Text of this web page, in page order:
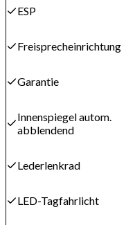
ESP
Freisprecheinrichtung
Garantie
Innenspiegel autom.
abblendend
Lederlenkrad
LED-Tagfahrlicht